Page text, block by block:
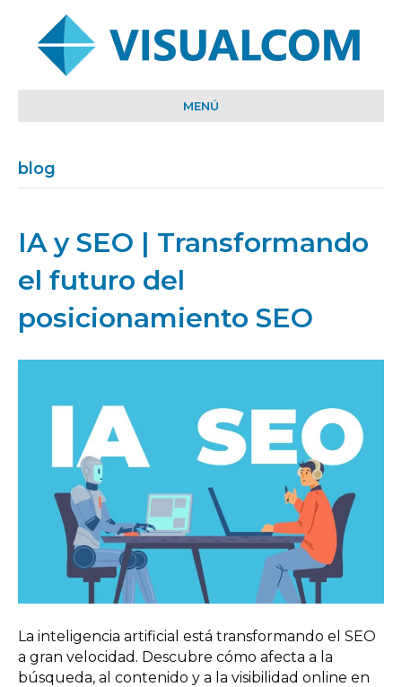
MENÚ
blog
IA y SEO | Transformando
el futuro del
posicionamiento SEO
La inteligencia artificial está transformando el SEO
a gran velocidad. Descubre cómo afecta a la
búsqueda, al contenido y a la visibilidad online en